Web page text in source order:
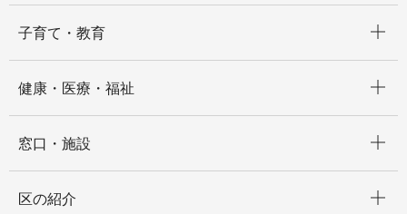
子育て・教育
健康・医療・福祉
窓口・施設
区の紹介